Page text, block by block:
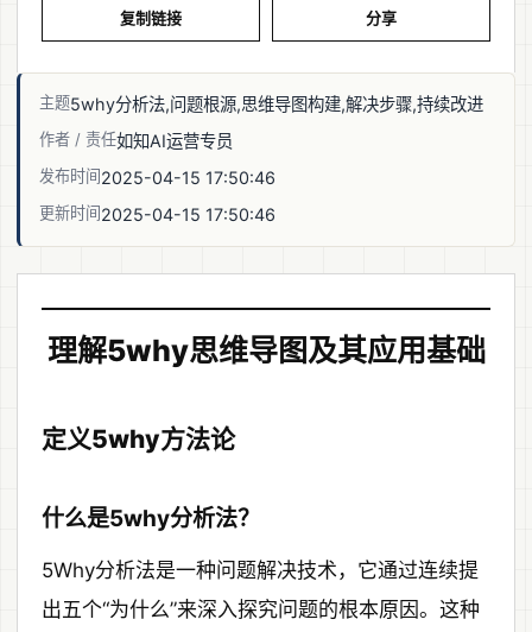
复制链接
分享
主题5why分析法,问题根源,思维导图构建,解决步骤,持续改进
作者 / 责任如知AI运营专员
发布时间2025-04-15 17:50:46
更新时间2025-04-15 17:50:46
理解5why思维导图及其应用基础
定义5why方法论
什么是5why分析法？
5Why分析法是一种问题解决技术，它通过连续提
出五个“为什么”来深入探究问题的根本原因。这种